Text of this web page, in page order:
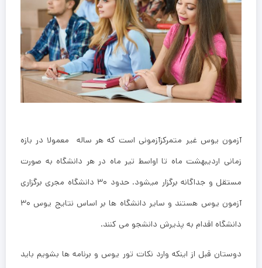
آزمون یوس غیر متمرکزآزمونی است که هر ساله معمولا در بازه
زمانی اردیبهشت ماه تا اواسط تیر ماه در هر دانشگاه به صورت
مستقل و جداگانه برگزار میشود. حدود ۳۰ دانشگاه مجری برگزاری
آزمون یوس هستند و سایر دانشگاه ها بر اساس نتایج یوس ۳۰
دانشگاه اقدام به پذیرش دانشجو می کنند.
دوستان قبل از اینکه وارد نکات تور یوس و برنامه ها بشویم باید